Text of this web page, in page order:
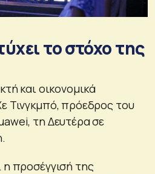
το στόχο της
και οικονομικά
Τινγκμπό, πρόεδρος του
τη Δευτέρα σε
προσέγγισή της